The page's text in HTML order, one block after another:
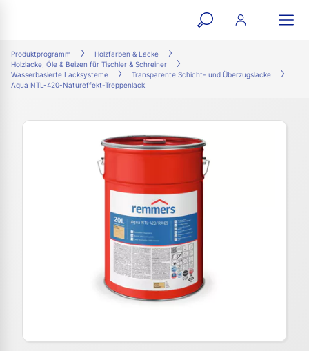
open
form
Produktprogramm
Holzfarben & Lacke
Holzlacke, Öle & Beizen für Tischler & Schreiner
Wasserbasierte Lacksysteme
Transparente Schicht- und Überzugslacke
Aqua NTL-420-Natureffekt-Treppenlack